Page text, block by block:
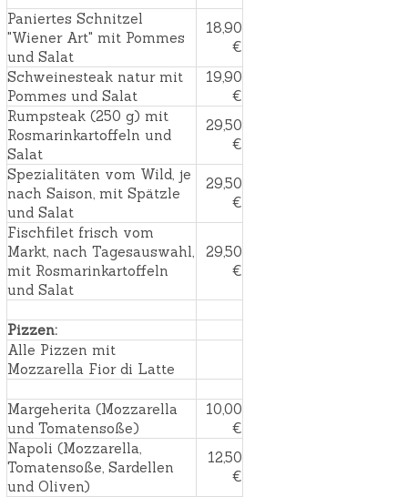
Paniertes Schnitzel
"Wiener Art" mit Pommes
und Salat
18,90
€
Schweinesteak natur mit
Pommes und Salat
19,90
€
Rumpsteak (250 g) mit
Rosmarinkartoffeln und
Salat
29,50
€
Spezialitäten vom Wild, je
nach Saison, mit Spätzle
und Salat
29,50
€
Fischfilet frisch vom
Markt, nach Tagesauswahl,
mit Rosmarinkartoffeln
und Salat
29,50
€
Pizzen:
Alle Pizzen mit
Mozzarella Fior di Latte
Margeherita (Mozzarella
und Tomatensoße)
10,00
€
Napoli (Mozzarella,
Tomatensoße, Sardellen
und Oliven)
12,50
€